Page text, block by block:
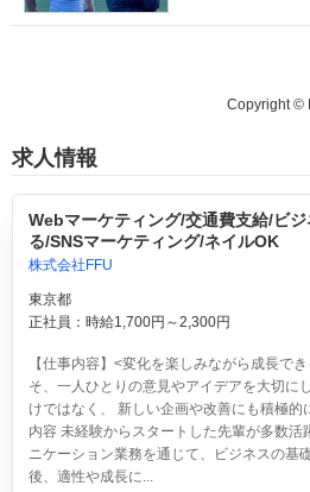
Copyright ©
求人情報
Webマーケティング/交通費支給/ビ
る/SNSマーケティング/ネイルOK
株式会社FFU
東京都
正社員：時給1,700円～2,300円
【仕事内容】<変化を楽しみながら成長で
そ、一人ひとりの意見やアイデアを大切に
けではなく、 新しい企画や改善にも積極的
内容 未経験からスタートした先輩が多数活
ニケーション業務を通じて、ビジネスの基
後、適性や成長に...